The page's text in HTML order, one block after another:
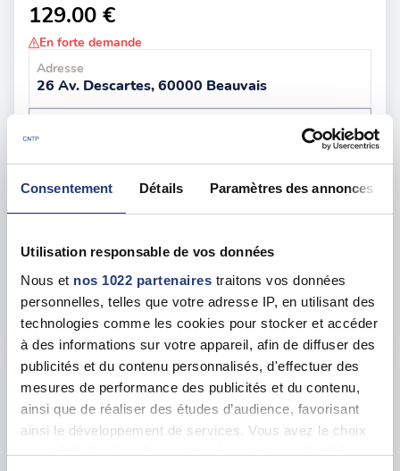
Consentement Détails Paramètres des annonces
Utilisation responsable de vos données
Nous et nos 1022 partenaires traitons vos données
personnelles, telles que votre adresse IP, en utilisant des
technologies comme les cookies pour stocker et accéder
à des informations sur votre appareil, afin de diffuser des
publicités et du contenu personnalisés, d'effectuer des
mesures de performance des publicités et du contenu,
ainsi que de réaliser des études d’audience, favorisant
ainsi le développement de services. Vous avez le choix
quant à l'utilisation de vos données et à leurs finalités.
129.00 €
En forte demande
Adresse
26 Av. Descartes, 60000 Beauvais
60 - Creil dès le mar. 11 août
137.00 €
1 Rue Jules Juillet, 60100 Creil
Voir toutes les dates de tests
60 - Crépy-en-Valois dès le jeu. 13 août
100.00 €
En forte demande